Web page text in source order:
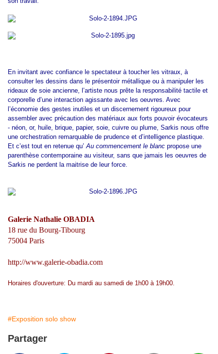
En invitant avec confiance le spectateur à toucher les vitraux, à
consulter les dessins dans le présentoir métallique ou à manipuler les
rideaux de soie ancienne, l’artiste nous prête la responsabilité tactile et
corporelle d’une interaction agissante avec les oeuvres. Avec
l’économie des gestes inutiles et un discernement rigoureux pour
assembler avec précaution des matériaux aux forts pouvoir évocateurs
- néon, or, huile, brique, papier, soie, cuivre ou plume, Sarkis nous offre
une orchestration remarquable de prudence et d’intelligence plastique.
Et c’est tout en retenue qu’Au commencement le blanc propose une
parenthèse contemporaine au visiteur, sans que jamais les oeuvres de
Sarkis ne perdent la maitrise de leur force.
Galerie Nathalie OBADIA
18 rue du Bourg-Tibourg
75004 Paris
http://www.galerie-obadia.com
Horaires d'ouverture: Du mardi au samedi de 1h00 à 19h00.
#Exposition solo show
Partager